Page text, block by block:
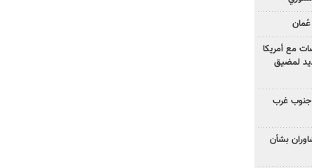
مع أمريكا
لمضيق
جنوب غرب
بشأن